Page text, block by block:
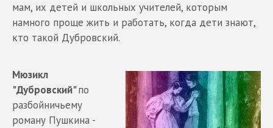
мам, их детей и школьных учителей, которым
намного проще жить и работать, когда дети знают,
кто такой Дубровский.
Мюзикл
"Дубровский"по
разбойничьему
роману Пушкина -